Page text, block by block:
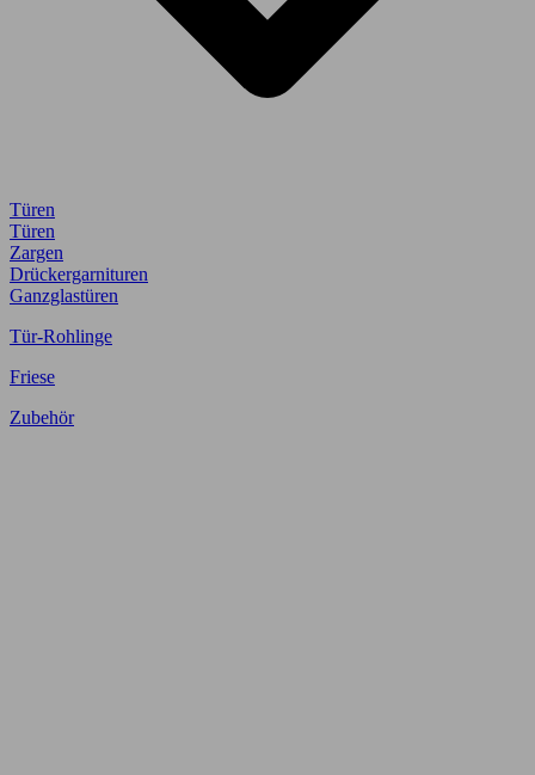
Türen
Türen
Zargen
Drückergarnituren
Ganzglastüren
Tür-Rohlinge
Friese
Zubehör